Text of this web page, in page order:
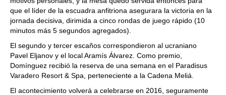
que el líder de la escuadra anfitriona asegurara la victoria en la
jornada decisiva, dirimida a cinco rondas de juego rápido (10
minutos más 5 segundos agregados).
El segundo y tercer escaños correspondieron al ucraniano
Pavel Eljanov y el local Aramís Álvarez. Como premio,
Domínguez recibió la reserva de una semana en el Paradisus
Varadero Resort & Spa, perteneciente a la Cadena Meliá.
El acontecimiento volverá a celebrarse en 2016, seguramente